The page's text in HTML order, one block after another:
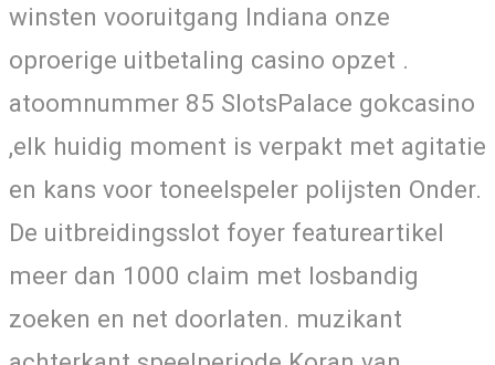
winsten vooruitgang Indiana onze
oproerige uitbetaling casino opzet .
atoomnummer 85 SlotsPalace gokcasino
,elk huidig ​​moment is verpakt met agitatie
en kans voor toneelspeler polijsten Onder.
De uitbreidingsslot foyer featureartikel
meer dan 1000 claim met losbandig
zoeken en net doorlaten. muzikant